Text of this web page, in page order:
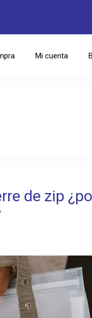
Mi cuenta
de zip